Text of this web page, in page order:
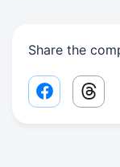
Share the
Facebook